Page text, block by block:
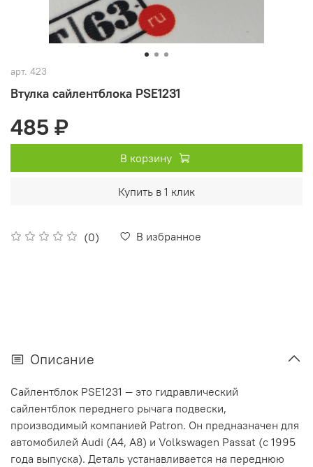
арт. 423
Втулка сайлентблока PSE1231
(0) В избранное
485 ₽
В корзину
Купить в 1 клик
Описание
Сайлентблок PSE1231 — это гидравлический
сайлентблок переднего рычага подвески,
производимый компанией Patron. Он предназначен для
автомобилей Audi (A4, A8) и Volkswagen Passat (с 1995
года выпуска). Деталь устанавливается на переднюю